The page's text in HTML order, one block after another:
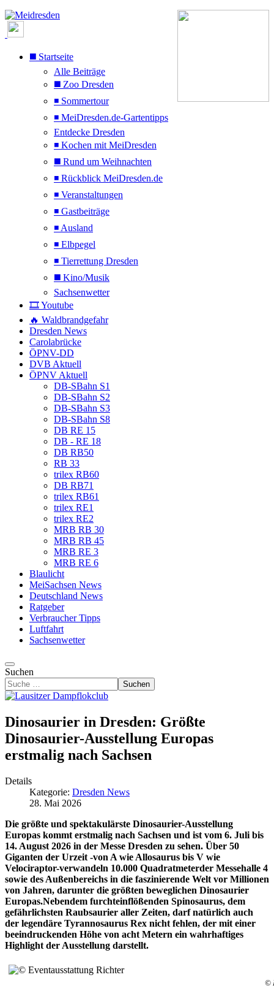
◼️ Startseite
Alle Beiträge
◼️ Zoo Dresden
◾ Sommertour
◾ MeiDresden.de-Gartentipps
Entdecke Dresden
◾ Kochen mit MeiDresden
◼️ Rund um Weihnachten
◾ Rückblick MeiDresden.de
◾ Veranstaltungen
◾ Gastbeiträge
◾ Ausland
◾ Elbpegel
◾ Tierrettung Dresden
◼️ Kino/Musik
Sachsenwetter
🎞️ Youtube
🔥 Waldbrandgefahr
Dresden News
Carolabrücke
ÖPNV-DD
DVB Aktuell
ÖPNV Aktuell
DB-SBahn S1
DB-SBahn S2
DB-SBahn S3
DB-SBahn S8
DB RE 15
DB - RE 18
DB RB50
RB 33
trilex RB60
DB RB71
trilex RB61
trilex RE1
trilex RE2
MRB RB 30
MRB RB 45
MRB RE 3
MRB RE 6
Blaulicht
MeiSachsen News
Deutschland News
Ratgeber
Verbraucher Tipps
Luftfahrt
Sachsenwetter
Suchen
Suchen
Dinosaurier in Dresden: Größte
Dinosaurier-Ausstellung Europas
erstmalig nach Sachsen
Details
Kategorie: Dresden News
28. Mai 2026
Die größte und spektakulärste Dinosaurier-Ausstellung
Europas kommt erstmalig nach Sachsen und ist vom 6. Juli bis
14. August 2026 in der Messe Dresden zu sehen. Über 50
Giganten der Urzeit -von A wie Allosaurus bis V wie
Velociraptor-verwandeln 10.000 Quadratmeterder Messehalle 4
sowie des Außenbereichs in die faszinierende Welt vor Millionen
von Jahren, darunter die größten beweglichen Dinosaurier
Europas.Nebendem furchteinflößenden Spinosaurus, dem
gefährlichsten Raubsaurier aller Zeiten, darf natürlich auch
der legendäre Tyrannosaurus Rex nicht fehlen, der mit einer
beeindruckenden Höhe von acht Metern ein wahrhaftiges
Highlight der Ausstellung darstellt.
©